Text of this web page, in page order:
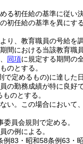
る初任給の基準に従い決
初任給の基準を異にす
、教育職員の号給を
における当該教育職
同項に規定する期間の
のとする。
で定めるもの)に達した
の勤務成績が特に良好
のとする。
い。
この場合において
員会規則で定める。
の例による。
83・昭和58条例63・